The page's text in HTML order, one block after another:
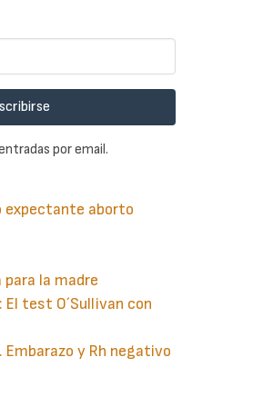
por email.
expectante aborto
para la madre
El test O´Sullivan con
y Rh negativo